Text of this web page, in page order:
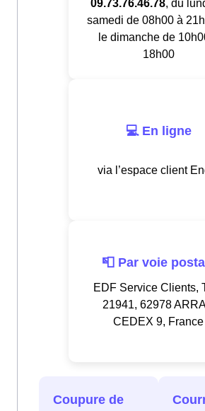
09.73.76.46.78, du
samedi de 08h00 à
le dimanche de
18h00
💻 En ligne
via l’espace client
📮 Par voie
EDF Service Clients,
21941, 62978
CEDEX 9, France
Coupure de